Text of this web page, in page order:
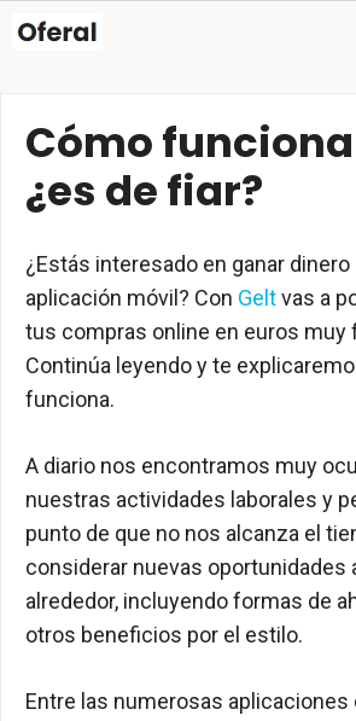
Saltar
Cómo
¿es de fiar?
¿Estás interesado en ganar dinero
aplicación móvil? Con Geltvas a
tus compras online en euros muy
Continúa leyendo y te
funciona.
A diario nos encontramos muy
nuestras actividades laborales y
punto de que no nos alcanza el
considerar nuevas oportunidades
alrededor, incluyendo formas de
otros beneficios por el estilo.
Entre las numerosas aplicaciones